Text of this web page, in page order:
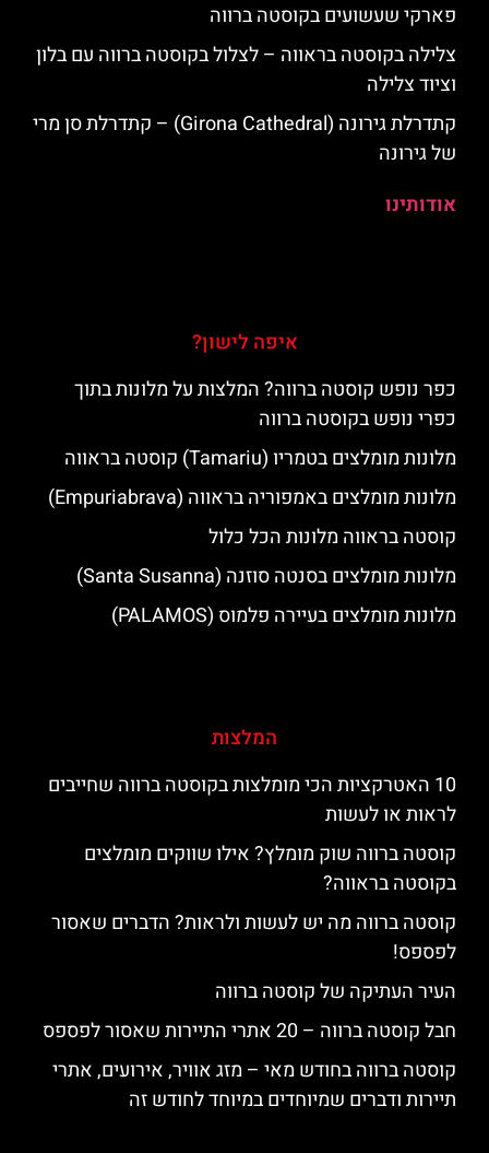
פארקי שעשועים בקוסטה ברווה
צלילה בקוסטה בראווה – לצלול בקוסטה ברווה עם בלון
וציוד צלילה
קתדרלת גירונה (Girona Cathedral) – קתדרלת סן מרי
של גירונה
אודותינו
איפה לישון?
כפר נופש קוסטה ברווה? המלצות על מלונות בתוך
כפרי נופש בקוסטה ברווה
מלונות מומלצים בטמריו (Tamariu) קוסטה בראווה
מלונות מומלצים באמפוריה בראווה (Empuriabrava)
קוסטה בראווה מלונות הכל כלול
מלונות מומלצים בסנטה סוזנה (Santa Susanna)
מלונות מומלצים בעיירה פלמוס (PALAMOS)
המלצות
10 האטרקציות הכי מומלצות בקוסטה ברווה שחייבים
לראות או לעשות
קוסטה ברווה שוק מומלץ? אילו שווקים מומלצים
בקוסטה בראווה?
קוסטה ברווה מה יש לעשות ולראות? הדברים שאסור
לפספס!
העיר העתיקה של קוסטה ברווה
חבל קוסטה ברווה – 20 אתרי התיירות שאסור לפספס
קוסטה ברווה בחודש מאי – מזג אוויר, אירועים, אתרי
תיירות ודברים שמיוחדים במיוחד לחודש זה